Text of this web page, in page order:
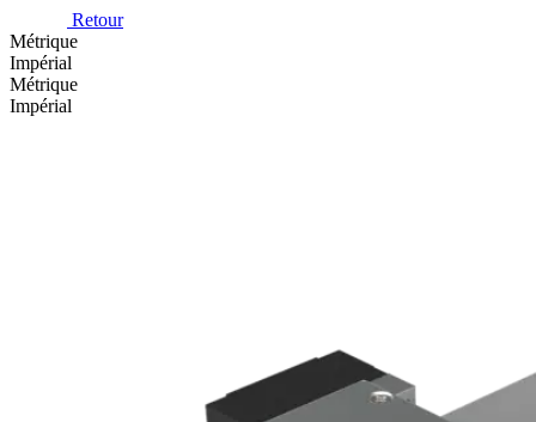
Retour
Métrique
Impérial
Métrique
Impérial